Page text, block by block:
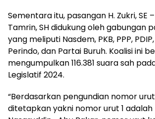
Sementara itu, pasangan H. Zukri, SE –
Tamrin, SH didukung oleh gabungan
yang meliputi Nasdem, PKB, PPP,
Perindo, dan Partai Buruh. Koalisi ini
mengumpulkan 116.381 suara sah
Legislatif 2024.
“Berdasarkan pengundian nomor
ditetapkan yakni nomor urut 1